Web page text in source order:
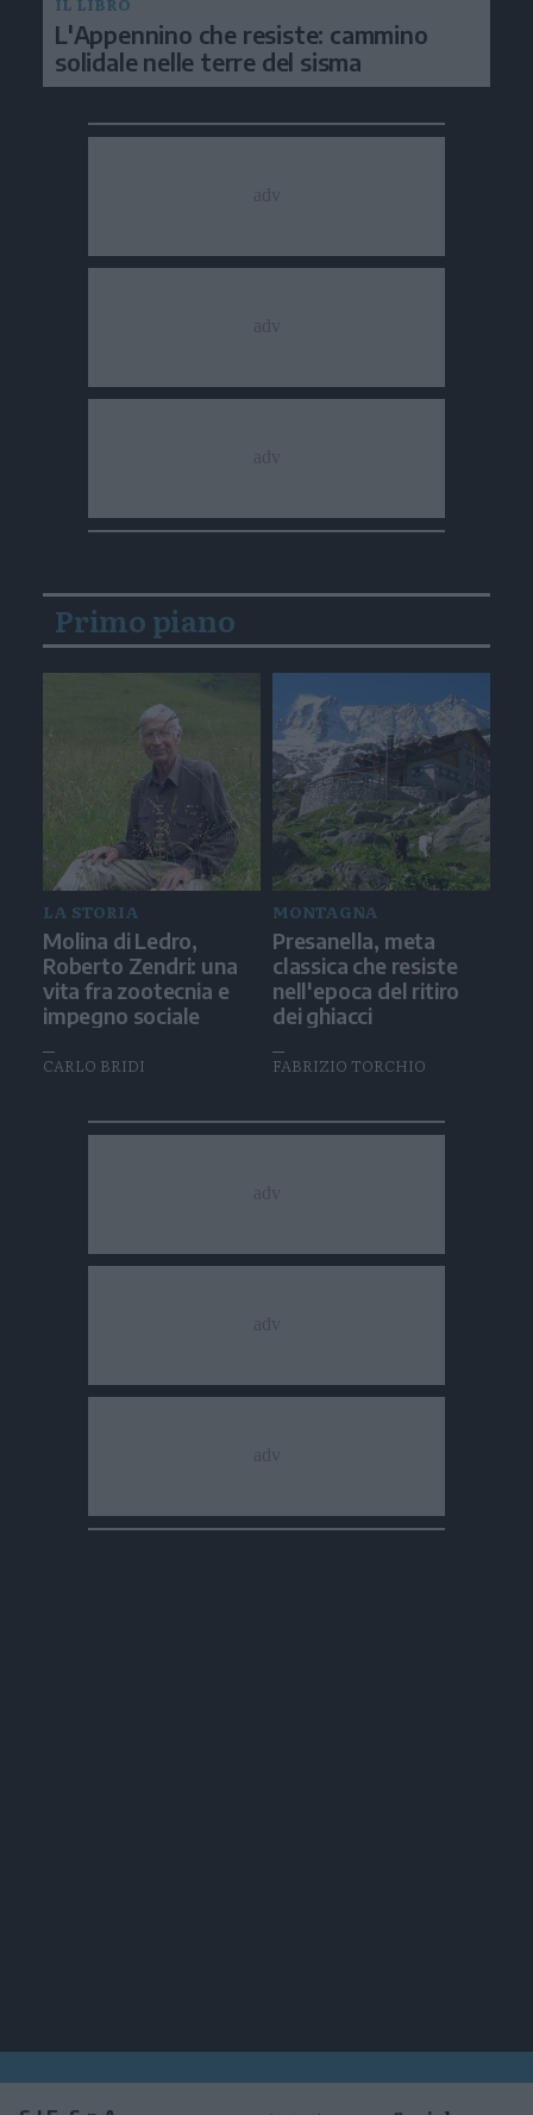
IL LIBRO
L'Appennino che resiste: cammino
solidale nelle terre del sisma
Primo piano
LA STORIA
Molina di Ledro,
Roberto Zendri: una
vita fra zootecnia e
impegno sociale
CARLO BRIDI
MONTAGNA
Presanella, meta
classica che resiste
nell'epoca del ritiro
dei ghiacci
FABRIZIO TORCHIO